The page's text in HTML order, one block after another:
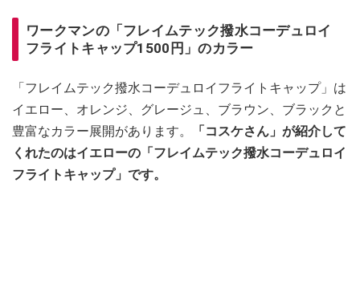
ワークマンの「フレイムテック撥水コーデュロイ
フライトキャップ1500円」のカラー
「フレイムテック撥水コーデュロイフライトキャップ」は
イエロー、オレンジ、グレージュ、ブラウン、ブラックと
豊富なカラー展開があります。
「コスケさん」が紹介して
くれたのはイエローの「フレイムテック撥水コーデュロイ
フライトキャップ」です。